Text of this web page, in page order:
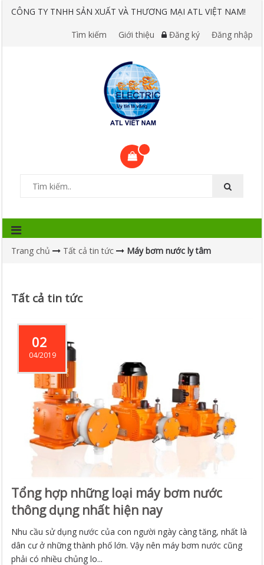
CÔNG TY TNHH SẢN XUẤT VÀ THƯƠNG MẠI ATL VIỆT NAM!
Tìm kiếm Giới thiệu Đăng ký Đăng nhập
Trang chủ Tất cả tin tức Máy bơm nước ly tâm
Tất cả tin tức
02
04/2019
Tổng hợp những loại máy bơm nước
thông dụng nhất hiện nay
Nhu cầu sử dụng nước của con người ngày càng tăng, nhất là
dân cư ở những thành phố lớn. Vậy nên máy bơm nước cũng
phải có nhiều chủng lo...